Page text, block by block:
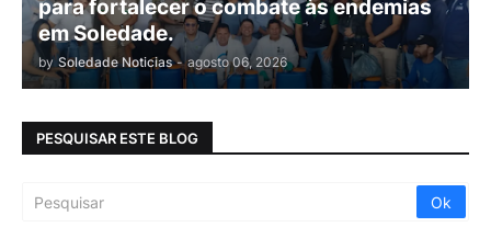
para fortalecer o combate às endemias
em Soledade.
by Soledade Noticias - agosto 06, 2026
PESQUISAR ESTE BLOG